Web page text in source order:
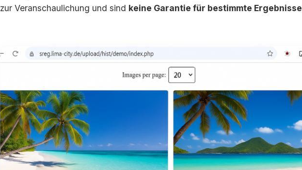
zur Veranschaulichung und sind keine Garantie für bestimmte Ergebnisse